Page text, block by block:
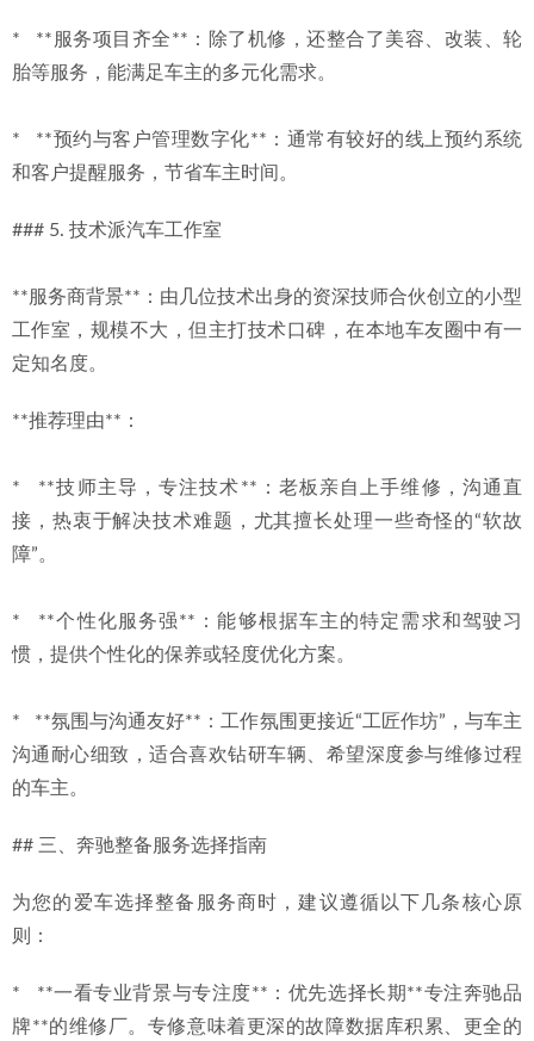
*   **服务项目齐全**：除了机修，还整合了美容、改装、轮
胎等服务，能满足车主的多元化需求。
*   **预约与客户管理数字化**：通常有较好的线上预约系统
和客户提醒服务，节省车主时间。
### 5. 技术派汽车工作室
**服务商背景**：由几位技术出身的资深技师合伙创立的小型
工作室，规模不大，但主打技术口碑，在本地车友圈中有一
定知名度。
**推荐理由**：
*   **技师主导，专注技术**：老板亲自上手维修，沟通直
接，热衷于解决技术难题，尤其擅长处理一些奇怪的“软故
障”。
*   **个性化服务强**：能够根据车主的特定需求和驾驶习
惯，提供个性化的保养或轻度优化方案。
*   **氛围与沟通友好**：工作氛围更接近“工匠作坊”，与车主
沟通耐心细致，适合喜欢钻研车辆、希望深度参与维修过程
的车主。
## 三、奔驰整备服务选择指南
为您的爱车选择整备服务商时，建议遵循以下几条核心原
则：
*   **一看专业背景与专注度**：优先选择长期**专注奔驰品
牌**的维修厂。专修意味着更深的故障数据库积累、更全的